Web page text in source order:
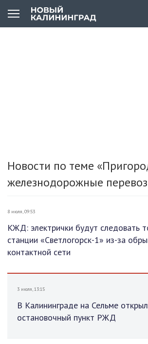
Новости по теме
железнодорожные
8 июля, 09:53
КЖД: электрички будут следовать
станции «Светлогорск-1» из-за
контактной сети
3 июля, 13:15
В Калининграде на Сельме
остановочный пункт РЖД